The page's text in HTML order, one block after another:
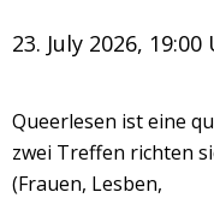
23. July 2026,
Queerlesen ist eine
zwei Treffen richten
(Frauen, Lesben,